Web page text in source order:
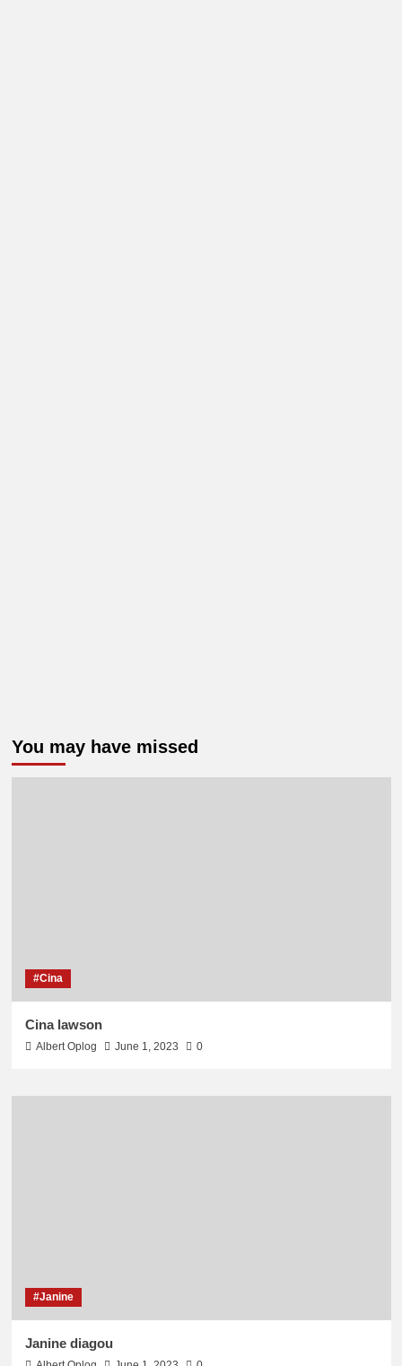
You may have missed
#Cina
Cina lawson
Albert Oplog June 1, 2023 0
#Janine
Janine diagou